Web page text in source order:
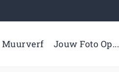
Muurverf Jouw Foto Op...